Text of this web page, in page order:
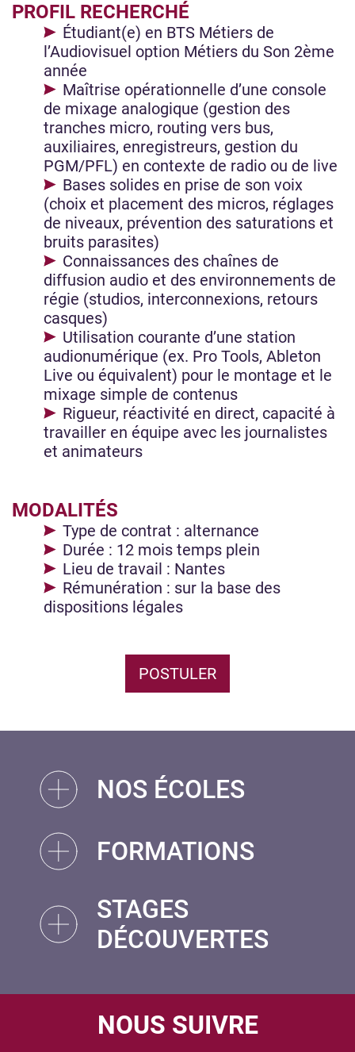
PROFIL RECHERCHÉ
Étudiant(e) en BTS Métiers de
l’Audiovisuel option Métiers du Son 2ème
année​
Maîtrise opérationnelle d’une console
de mixage analogique (gestion des
tranches micro, routing vers bus,
auxiliaires, enregistreurs, gestion du
PGM/PFL) en contexte de radio ou de live
Bases solides en prise de son voix
(choix et placement des micros, réglages
de niveaux, prévention des saturations et
bruits parasites)
Connaissances des chaînes de
diffusion audio et des environnements de
régie (studios, interconnexions, retours
casques)​
Utilisation courante d’une station
audionumérique (ex. Pro Tools, Ableton
Live ou équivalent) pour le montage et le
mixage simple de contenus
Rigueur, réactivité en direct, capacité à
travailler en équipe avec les journalistes
et animateurs
MODALITÉS
Type de contrat : alternance
Durée : 12 mois temps plein
Lieu de travail : Nantes
Rémunération : sur la base des
dispositions légales
POSTULER
NOS ÉCOLES
FORMATIONS
STAGES
DÉCOUVERTES
NOUS SUIVRE